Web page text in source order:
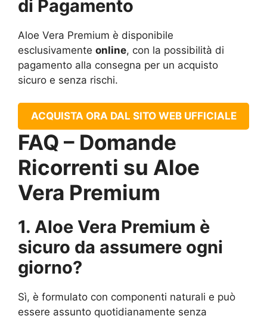
di Pagamento
Aloe Vera Premium è disponibile
esclusivamente online, con la possibilità di
pagamento alla consegna per un acquisto
sicuro e senza rischi.
ACQUISTA ORA DAL SITO WEB UFFICIALE
FAQ – Domande
Ricorrenti su Aloe
Vera Premium
1. Aloe Vera Premium è
sicuro da assumere ogni
giorno?
Sì, è formulato con componenti naturali e può
essere assunto quotidianamente senza